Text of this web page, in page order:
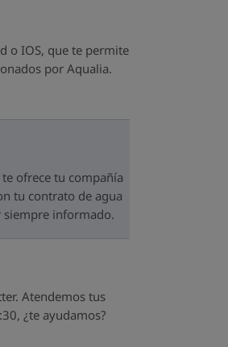
o IOS, que te permite
por Aqualia.
ofrece tu compañía
tu contrato de agua
siempre informado.
Atendemos tus
¿te ayudamos?